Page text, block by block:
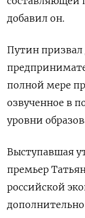
добавил он.
Путин
полной мере
озвученное в
уровни
Выступавшая
премьер
российской